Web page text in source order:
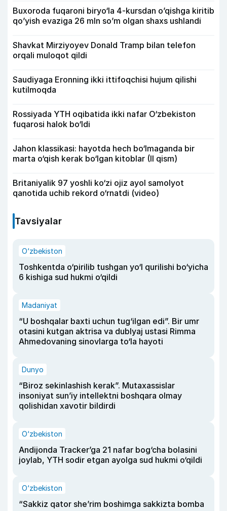
Buxoroda fuqaroni biryo‘la 4-kursdan o’qishga kiritib
qo’yish evaziga 26 mln so’m olgan shaxs ushlandi
Shavkat Mirziyoyev Donald Tramp bilan telefon
orqali muloqot qildi
Saudiyaga Eronning ikki ittifoqchisi hujum qilishi
kutilmoqda
Rossiyada YTH oqibatida ikki nafar O‘zbekiston
fuqarosi halok bo‘ldi
Jahon klassikasi: hayotda hech bo‘lmaganda bir
marta o‘qish kerak bo‘lgan kitoblar (II qism)
Britaniyalik 97 yoshli ko‘zi ojiz ayol samolyot
qanotida uchib rekord o‘rnatdi (video)
Tavsiyalar
O‘zbekiston
Toshkentda o‘pirilib tushgan yo‘l qurilishi bo‘yicha
6 kishiga sud hukmi o‘qildi
Madaniyat
“U boshqalar baxti uchun tug‘ilgan edi”. Bir umr
otasini kutgan aktrisa va dublyaj ustasi Rimma
Ahmedovaning sinovlarga to‘la hayoti
Dunyo
“Biroz sekinlashish kerak”. Mutaxassislar
insoniyat sun’iy intellektni boshqara olmay
qolishidan xavotir bildirdi
O‘zbekiston
Andijonda Tracker’ga 21 nafar bog‘cha bolasini
joylab, YTH sodir etgan ayolga sud hukmi o‘qildi
O‘zbekiston
“Sakkiz qator she’rim boshimga sakkizta bomba